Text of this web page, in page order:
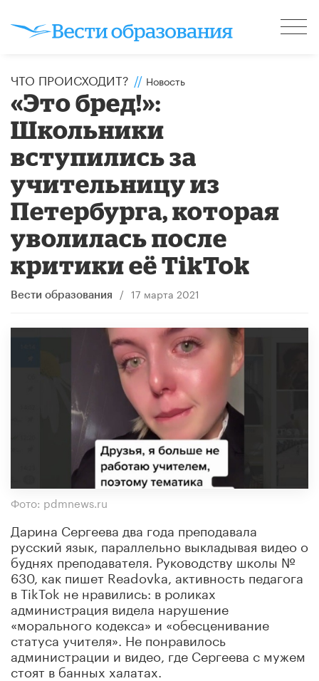
ЧТО ПРОИСХОДИТ? // Новость
«Это бред!»:
Школьники
вступились за
учительницу из
Петербурга, которая
уволилась после
критики её TikTok
Вести образования / 17 марта 2021
Фото: pdmnews.ru
Дарина Сергеева два года преподавала
русский язык, параллельно выкладывая видео о
буднях преподавателя. Руководству школы №
630, как пишет Readovka, активность педагога
в TikTok не нравились: в роликах
администрация видела нарушение
«морального кодекса» и «обесценивание
статуса учителя». Не понравилось
администрации и видео, где Сергеева с мужем
стоят в банных халатах.